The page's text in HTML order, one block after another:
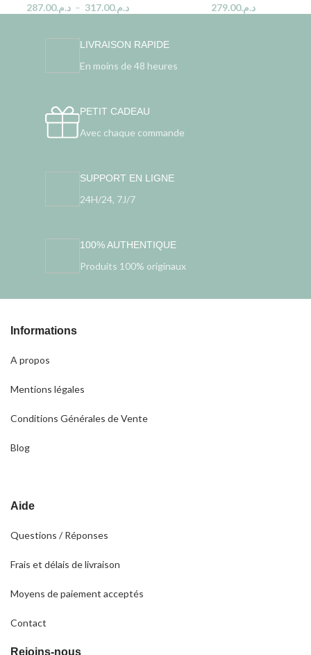
د.م.287.00 – د.م.317.00 د.م.279.00
LIVRAISON RAPIDE
En moins de 48 heures
PETIT CADEAU
Avec chaque commande
SUPPORT EN LIGNE
24H/24, 7J/7
100% AUTHENTIQUE
Produits 100% originaux
Informations
A propos
Mentions légales
Conditions Générales de Vente
Blog
Aide
Questions / Réponses
Frais et délais de livraison
Moyens de paiement acceptés
Contact
Rejoins-nous